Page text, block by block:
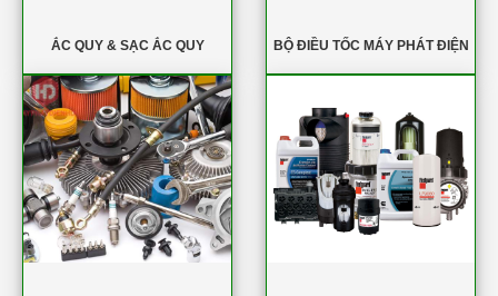
ẮC QUY & SẠC ẮC QUY BỘ ĐIỀU TỐC MÁY PHÁT ĐIỆN